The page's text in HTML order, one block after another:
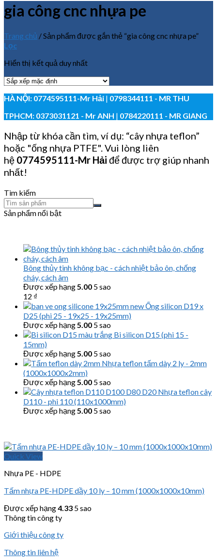
gia công cnc nhựa pe
Trang chủ /Sản phẩm được gắn thẻ “gia công cnc nhựa pe”
Lọc
Hiển thị kết quả duy nhất
HÀ NỘI: 0774595111-Mr Hải | 0798344111 - MR THU
TPHCM: 0373031121 - Mr ANH | 0784220111 - MR GIANG
Nhập từ khóa cần tìm, ví dụ: “cây nhựa teflon”
hoặc "ống nhựa PTFE". Vui lòng liên
hệ 0774595111-Mr Hải để được trợ giúp nhanh
nhất!
Tìm kiếm
Sản phẩm nổi bật
Bông thủy tinh không bạc - cách nhiệt bảo ôn, chống
cháy, cách âm
Được xếp hạng5.00 5 sao
12 ₫
Ống silicon D19 x
D25 (phi 25 - 19x25 - 19x25mm)
Được xếp hạng5.00 5 sao
Bi silicon D15 (phi 15 -
15mm)
Được xếp hạng5.00 5 sao
Nhựa teflon tấm dày 2 ly - 2mm
(1000x1000x2mm)
Được xếp hạng5.00 5 sao
Nhựa teflon cây
D110 - phi 110 (110x1000mm)
Được xếp hạng5.00 5 sao
Quick View
Nhựa PE - HDPE
Tấm nhựa PE-HDPE dầy 10 ly – 10 mm (1000x1000x10mm)
Được xếp hạng4.33 5 sao
Thông tin công ty
Giới thiệu công ty
Thông tin liên hệ